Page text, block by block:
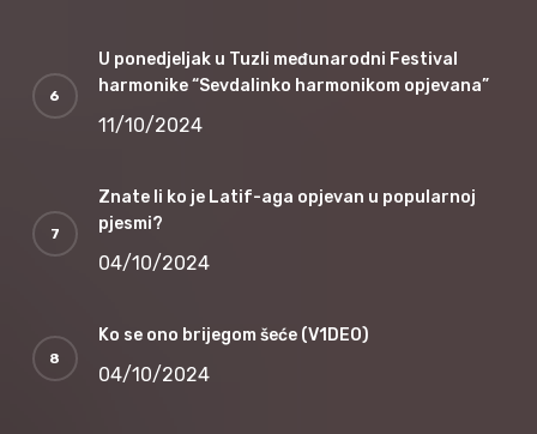
U ponedjeljak u Tuzli međunarodni Festival
harmonike “Sevdalinko harmonikom opjevana”
11/10/2024
Znate li ko je Latif-aga opjevan u popularnoj
pjesmi?
04/10/2024
Ko se ono brijegom šeće (V1DEO)
04/10/2024